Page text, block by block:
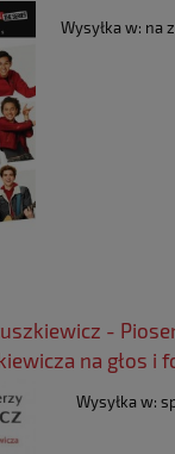
Wysyłka w: na
-
na głos i
Wysyłka w: